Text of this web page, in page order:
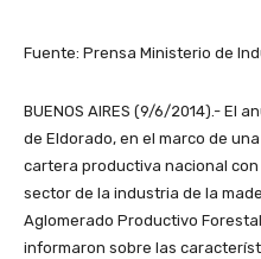
Fuente: Prensa Ministerio de
BUENOS AIRES (9/6/2014).- El
de Eldorado, en el marco de
cartera productiva nacional
sector de la industria de la
Aglomerado Productivo
informaron sobre las